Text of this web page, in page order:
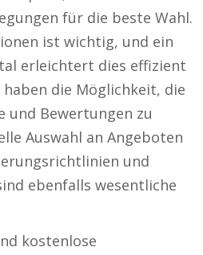
für die beste Wahl.
ist wichtig, und ein
erleichtert dies effizient
haben die Möglichkeit, die
und Bewertungen zu
Auswahl an Angeboten
und
ebenfalls wesentliche
kostenlose